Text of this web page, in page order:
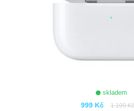
skladem
999 Kč 1 199 Kč